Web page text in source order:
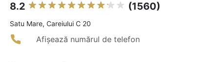
8.2 (1560)
Satu Mare, Careiului C 20
Afișează numărul de telefon